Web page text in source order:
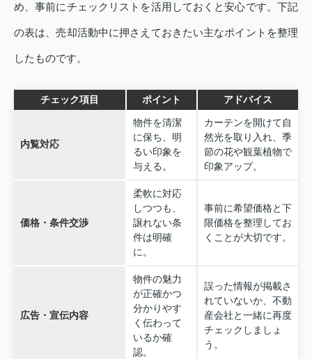
め、事前にチェックリストを活用しておくと安心です。下記
の表は、売却活動中に押さえておきたい主なポイントを整理
したものです。
チェック項目 ポイント アドバイス
内覧対応
物件を清潔
に保ち、明
るい印象を
与える。
カーテンを開けて自
然光を取り入れ、季
節の花や観葉植物で
印象アップ。
価格・条件交渉
柔軟に対応
しつつも、
譲れない条
件は明確
に。
事前に希望価格と下
限価格を整理してお
くことが大切です。
広告・宣伝内容
物件の魅力
が正確かつ
分かりやす
く伝わって
いるか確
認。
誤った情報が掲載さ
れていないか、不動
産会社と一緒に再度
チェックしましょ
う。